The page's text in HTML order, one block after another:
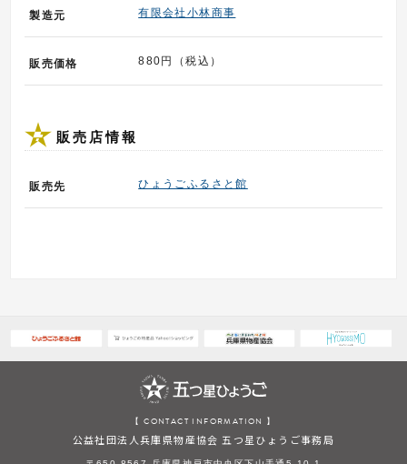
製造元 有限会社小林商事
販売価格 880円（税込）
販売店情報
販売先 ひょうごふるさと館
【 CONTACT INFORMATION 】
公益社団法人兵庫県物産協会 五つ星ひょうご事務局